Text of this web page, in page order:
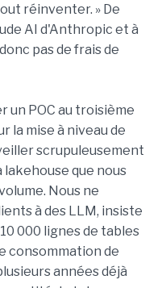
réinventer. » De
AI d'Anthropic et à
pas de frais de
un POC au troisième
la mise à niveau de
scrupuleusement
lakehouse que nous
Nous ne
à des LLM, insiste
000 lignes de tables
consommation de
années déjà